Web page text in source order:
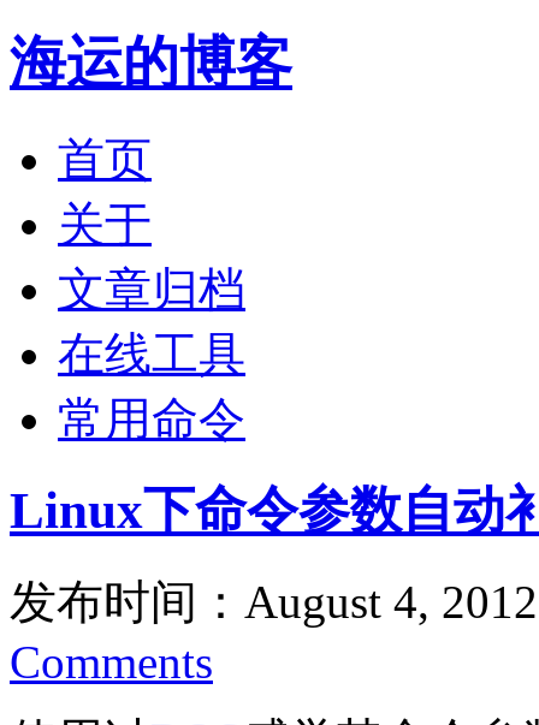
海运的博客
首页
关于
文章归档
在线工具
常用命令
Linux下命令参数自动
发布时间：August 4,
Comments